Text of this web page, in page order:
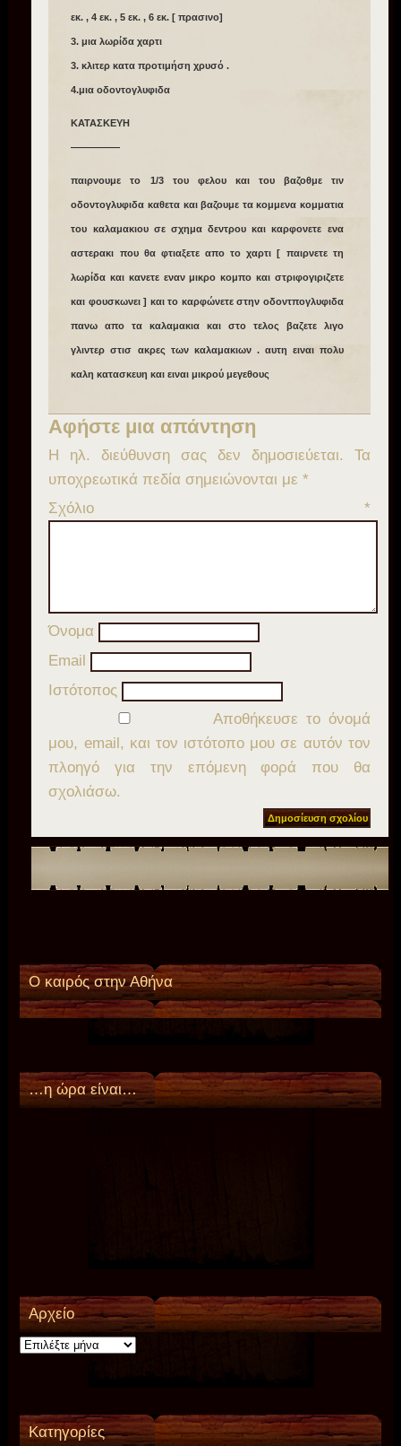
εκ. , 4 εκ. , 5 εκ. , 6 εκ. [ πρασινο]
3. μια λωρίδα χαρτι
3. κλιτερ κατα προτιμήση χρυσό .
4.μια οδοντογλυφιδα
ΚΑΤΑΣΚΕΥΗ
—————
παιρνουμε το 1/3 του φελου και του βαζοθμε τιν
οδοντογλυφιδα καθετα και βαζουμε τα κομμενα κομματια
του καλαμακιου σε σχημα δεντρου και καρφονετε ενα
αστερακι που θα φτιαξετε απο το χαρτι [ παιρνετε τη
λωρίδα και κανετε εναν μικρο κομπο και στριφογιριζετε
και φουσκωνει ] και το καρφώνετε στην οδοντπογλυφιδα
πανω απο τα καλαμακια και στο τελος βαζετε λιγο
γλιντερ στισ ακρες των καλαμακιων . αυτη ειναι πολυ
καλη κατασκευη και ειναι μικρού μεγεθους
Αφήστε μια απάντηση
Η ηλ. διεύθυνση σας δεν δημοσιεύεται.
Τα
υποχρεωτικά πεδία σημειώνονται με*
Σχόλιο *
Όνομα
Email
Ιστότοπος
Αποθήκευσε το όνομά
μου, email, και τον ιστότοπο μου σε αυτόν τον
πλοηγό για την επόμενη φορά που θα
σχολιάσω.
Ο καιρός στην Αθήνα
…η ώρα είναι…
Αρχείο
Αρχείο
Kατηγορίες